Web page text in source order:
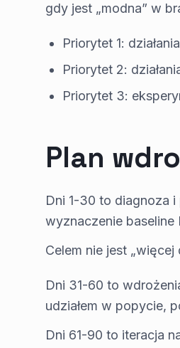
gdy jest „modna” w
Priorytet 1:
Priorytet 2:
Priorytet 3:
Plan
Dni 1-30 to diagnoza
wyznaczenie baseline
Celem nie jest
Dni 31-60 to
udziałem w popycie,
Dni 61-90 to iteracja